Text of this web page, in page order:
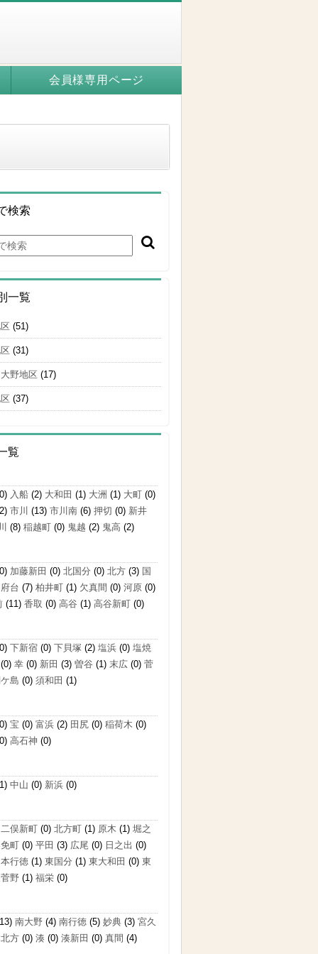
会員様専用ページ
検索
一覧
(51)
(31)
野地区 (17)
(37)
覧
入船 (2) 大和田 (1) 大洲 (1) 大町 (0)
市川 (13) 市川南 (6) 押切 (0) 新井
(8) 稲越町 (0) 鬼越 (2) 鬼高 (2)
加藤新田 (0) 北国分 (0) 北方 (3) 国
台 (7) 柏井町 (1) 欠真間 (0) 河原 (0)
(11) 香取 (0) 高谷 (1) 高谷新町 (0)
下新宿 (0) 下貝塚 (2) 塩浜 (0) 塩焼
幸 (0) 新田 (3) 曽谷 (1) 末広 (0) 菅
島 (0) 須和田 (1)
宝 (0) 富浜 (2) 田尻 (0) 稲荷木 (0)
高石神 (0)
中山 (0) 新浜 (0)
二俣新町 (0) 北方町 (1) 原木 (1) 堀之
町 (0) 平田 (3) 広尾 (0) 日之出 (0)
本行徳 (1) 東国分 (1) 東大和田 (0) 東
野 (1) 福栄 (0)
南大野 (4) 南行徳 (5) 妙典 (3) 宮久
方 (0) 湊 (0) 湊新田 (0) 真間 (4)